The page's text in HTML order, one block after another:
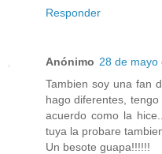
Responder
Anónimo 28 de mayo
Tambien soy una fan
hago diferentes,
acuerdo como la
tuya la probare
Un besote guapa!!!!!!